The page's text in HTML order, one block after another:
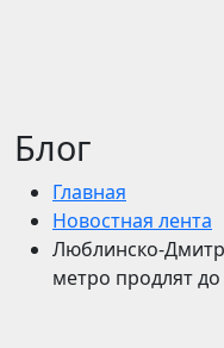
Блог
Главная
Новостная лента
Люблинско-
метро продлят